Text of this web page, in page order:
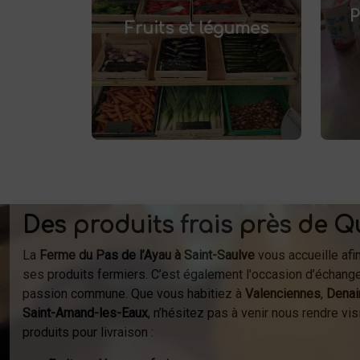
Fruits et légumes
frais à Saint-Saulve
et savourez
des produits de saison, cultivés
localement. Goûtez la différence
: des produits sains et
respectueux de l'environnement.
Vente directe à la ferme ou
livraison à domicile.
Des produits frais près de
La Ferme du Pas de l’Ayau à Saint-Saulve vous accueille
ses produits fermiers. C’est également l'occasion
passion commune. Que vous habitiez à Valenciennes,
Saint-Amand-les-Eaux, n’hésitez pas à venir nous rendre
produits pour livraison :